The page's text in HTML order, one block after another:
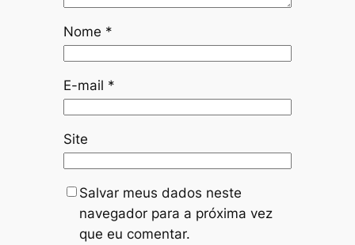
Nome *
E-mail *
Site
Salvar meus dados neste
navegador para a próxima vez
que eu comentar.